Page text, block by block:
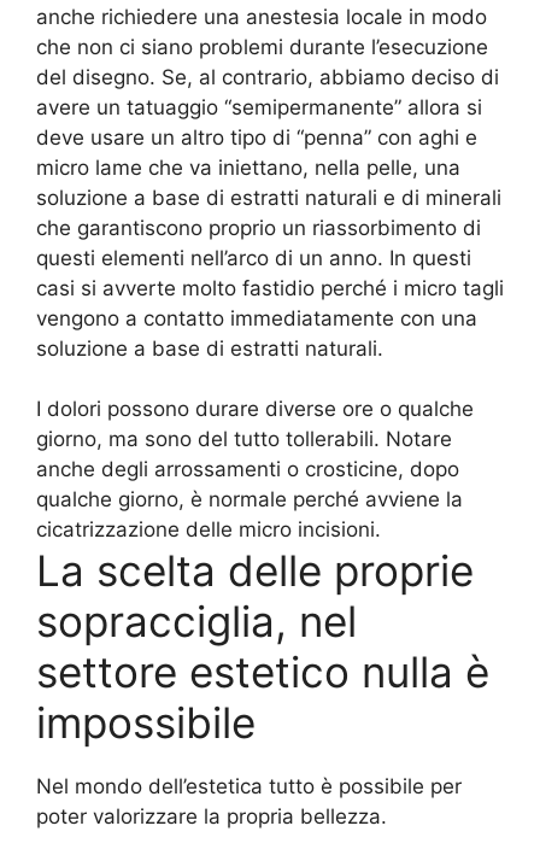
anche richiedere una anestesia locale in modo
che non ci siano problemi durante l’esecuzione
del disegno. Se, al contrario, abbiamo deciso di
avere un tatuaggio “semipermanente” allora si
deve usare un altro tipo di “penna” con aghi e
micro lame che va iniettano, nella pelle, una
soluzione a base di estratti naturali e di minerali
che garantiscono proprio un riassorbimento di
questi elementi nell’arco di un anno. In questi
casi si avverte molto fastidio perché i micro tagli
vengono a contatto immediatamente con una
soluzione a base di estratti naturali.
I dolori possono durare diverse ore o qualche
giorno, ma sono del tutto tollerabili. Notare
anche degli arrossamenti o crosticine, dopo
qualche giorno, è normale perché avviene la
cicatrizzazione delle micro incisioni.
La scelta delle proprie
sopracciglia, nel
settore estetico nulla è
impossibile
Nel mondo dell’estetica tutto è possibile per
poter valorizzare la propria bellezza.